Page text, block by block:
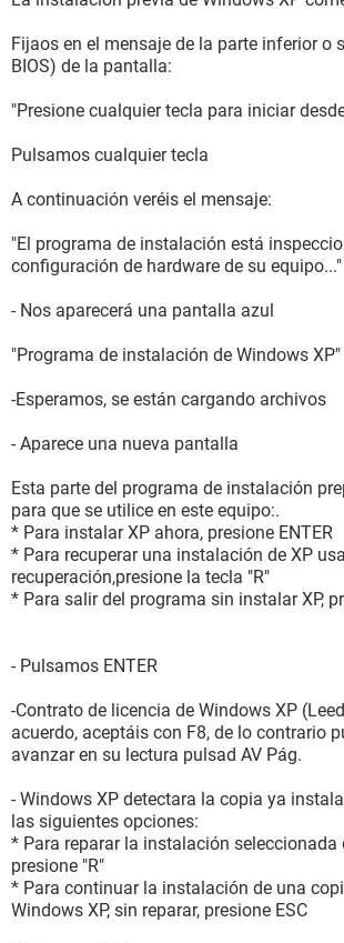
Fijaos en el mensaje de la parte inferior o
BIOS) de la pantalla:
"Presione cualquier tecla para iniciar
Pulsamos cualquier tecla
A continuación veréis el mensaje:
"El programa de instalación está
configuración de hardware de su equipo..."
- Nos aparecerá una pantalla azul
"Programa de instalación de Windows XP"
-Esperamos, se están cargando archivos
- Aparece una nueva pantalla
Esta parte del programa de instalación
para que se utilice en este equipo:.
* Para instalar XP ahora, presione ENTER
* Para recuperar una instalación de XP
recuperación,presione la tecla "R"
* Para salir del programa sin instalar XP,
- Pulsamos ENTER
-Contrato de licencia de Windows XP
acuerdo, aceptáis con F8, de lo contrario
avanzar en su lectura pulsad AV Pág.
- Windows XP detectara la copia ya
las siguientes opciones:
* Para reparar la instalación seleccionada
presione "R"
* Para continuar la instalación de una
Windows XP, sin reparar, presione ESC